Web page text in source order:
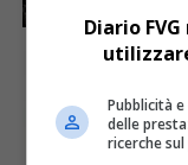
Diario
Pubblicità
delle
ricerche